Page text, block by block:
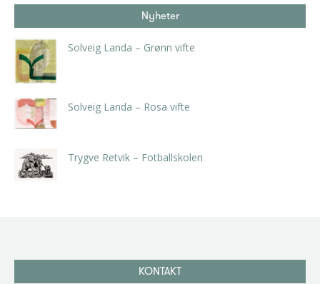
Nyheter
Solveig Landa – Grønn vifte
Solveig Landa – Rosa vifte
Trygve Retvik – Fotballskolen
KONTAKT